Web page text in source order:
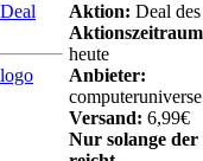
Aktion: Deal
heute
Anbieter:
computeruniverse
Versand: 6,99€
Nur solange